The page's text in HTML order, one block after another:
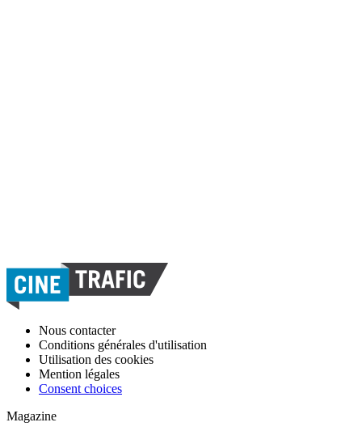
Nous contacter
Conditions générales d'utilisation
Utilisation des cookies
Mention légales
Consent choices
Magazine